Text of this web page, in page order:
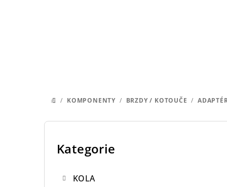
DOMŮ
/ KOMPONENTY / BRZDY / KOTOUČE /
P
Přeskočit
kategorie
Kategorie
KOLA